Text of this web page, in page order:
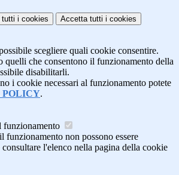
tutti i cookies Accetta tutti i cookies
scegliere quali cookie consentire.
quelli che consentono il funzionamento della
disabilitarli.
i cookie necessari al funzionamento potete
POLICY.
funzionamento
funzionamento non possono essere
l'elenco nella pagina della cookie